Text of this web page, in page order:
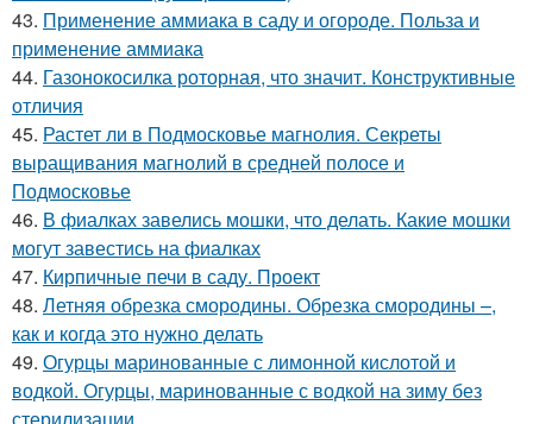
43. Применение аммиака в саду и огороде. Польза и
применение аммиака
44. Газонокосилка роторная, что значит. Конструктивные
отличия
45. Растет ли в Подмосковье магнолия. Секреты
выращивания магнолий в средней полосе и
Подмосковье
46. В фиалках завелись мошки, что делать. Какие мошки
могут завестись на фиалках
47. Кирпичные печи в саду. Проект
48. Летняя обрезка смородины. Обрезка смородины –,
как и когда это нужно делать
49. Огурцы маринованные с лимонной кислотой и
водкой. Огурцы, маринованные с водкой на зиму без